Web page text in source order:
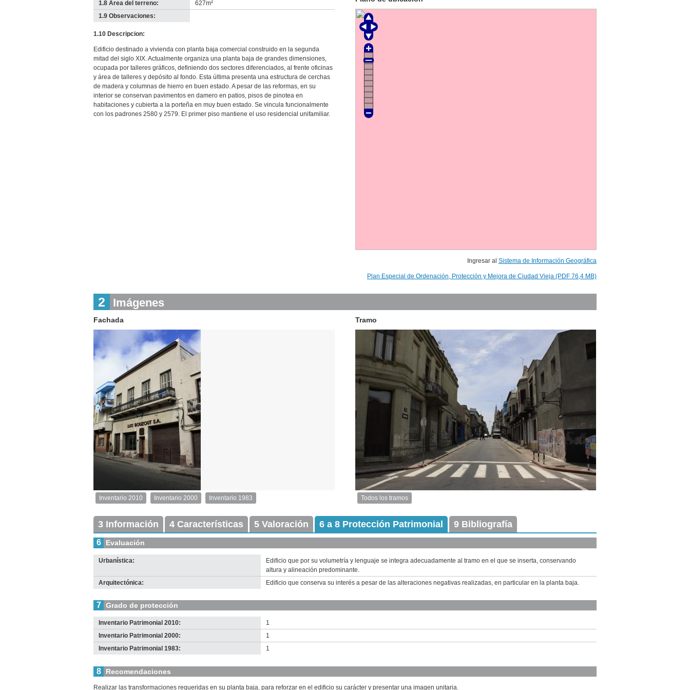
1.8 Área del terreno:
627m²
1.9 Observaciones:
1.10 Descripcion:
Edificio destinado a vivienda con planta baja comercial construido en la segunda
mitad del siglo XIX. Actualmente organiza una planta baja de grandes dimensiones,
ocupada por talleres gráficos, definiendo dos sectores diferenciados, al frente oficinas
y área de talleres y depósito al fondo. Esta última presenta una estructura de cerchas
de madera y columnas de hierro en buen estado. A pesar de las reformas, en su
interior se conservan pavimentos en damero en patios, pisos de pinotea en
habitaciones y cubierta a la porteña en muy buen estado. Se vincula funcionalmente
con los padrones 2580 y 2579. El primer piso mantiene el uso residencial unifamiliar.
Ingresar al Sistema de Información Geográfica
Plan Especial de Ordenación, Protección y Mejora de Ciudad Vieja (PDF 76,4 MB)
2 Imágenes
Fachada
Inventario
Exterior
Descargar
imagen
original
Inventario 2010
Inventario 2000
Inventario 1983
Tramo
Imagen
tramo:
3)
Descargar
tamaño
original
Todos los tramos
3 Información 4 Características 5 Valoración 6 a 8 Protección Patrimonial 9 Bibliografía
6 Evaluación
Urbanística:
Edificio que por su volumetría y lenguaje se integra adecuadamente al tramo en el que se inserta, conservando
altura y alineación predominante.
Arquitectónica:
Edificio que conserva su interés a pesar de las alteraciones negativas realizadas, en particular en la planta baja.
7 Grado de protección
Inventario Patrimonial 2010:
1
Inventario Patrimonial 2000:
1
Inventario Patrimonial 1983:
1
8 Recomendaciones
Realizar las transformaciones requeridas en su planta baja, para reforzar en el edificio su carácter y presentar una imagen unitaria.